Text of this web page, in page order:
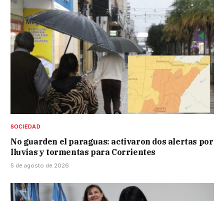
SOCIEDAD
No guarden el paraguas: activaron dos alertas por
lluvias y tormentas para Corrientes
5 de agosto de 2026